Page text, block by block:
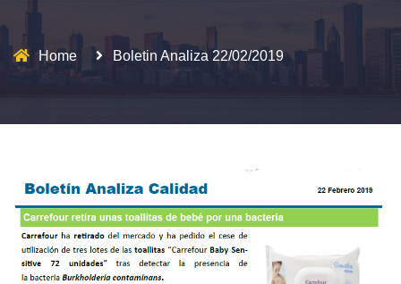
Home Boletin Analiza 22/02/2019